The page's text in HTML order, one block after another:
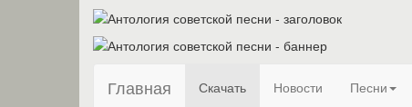
Главная Скачать Новости Песни